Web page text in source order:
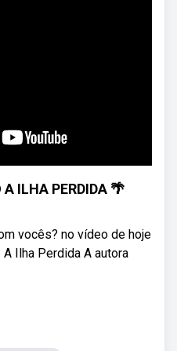
A ILHA PERDIDA 🌴
vocês? no vídeo de hoje
Ilha Perdida A autora